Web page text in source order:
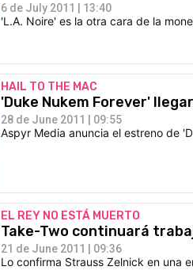
6 de July 2011 | 13:40
'L.A. Noire' es la otra cara de la
HAIL TO THE MAC
'Duke Nukem Forever'
28 de June 2011 | 09:55
Aspyr Media anuncia el estreno de
EL REY NO ESTÁ MUERTO
Take-Two continuará
21 de June 2011 | 09:36
Lo confirma Strauss Zelnick en una